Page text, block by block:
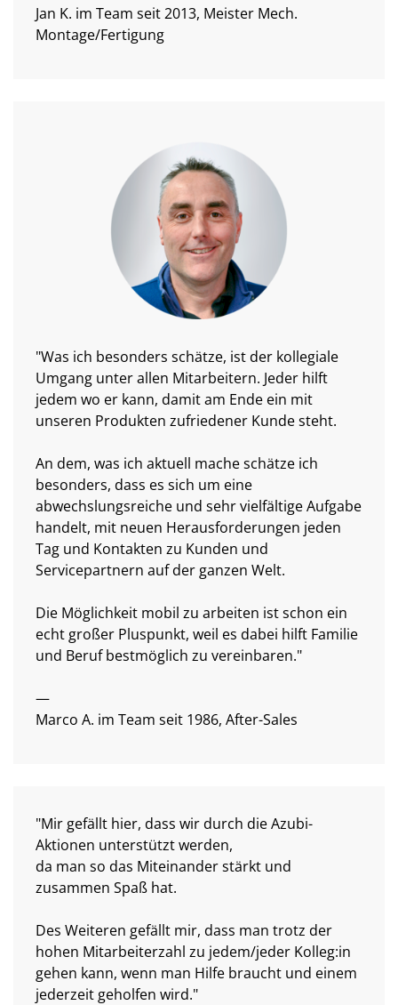
Jan K. im Team seit 2013, Meister Mech.
Montage/Fertigung
"Was ich besonders schätze, ist der kollegiale
Umgang unter allen Mitarbeitern. Jeder hilft
jedem wo er kann, damit am Ende ein mit
unseren Produkten zufriedener Kunde steht.
An dem, was ich aktuell mache schätze ich
besonders, dass es sich um eine
abwechslungsreiche und sehr vielfältige Aufgabe
handelt, mit neuen Herausforderungen jeden
Tag und Kontakten zu Kunden und
Servicepartnern auf der ganzen Welt.
Die Möglichkeit mobil zu arbeiten ist schon ein
echt großer Pluspunkt, weil es dabei hilft Familie
und Beruf bestmöglich zu vereinbaren."
—
Marco A. im Team seit 1986, After-Sales
"Mir gefällt hier, dass wir durch die Azubi-
Aktionen unterstützt werden,
da man so das Miteinander stärkt und
zusammen Spaß hat.
Des Weiteren gefällt mir, dass man trotz der
hohen Mitarbeiterzahl zu jedem/jeder Kolleg:in
gehen kann, wenn man Hilfe braucht und einem
jederzeit geholfen wird."